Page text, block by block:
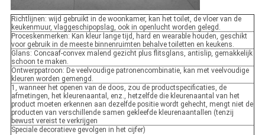
Richtlijnen: wijd gebruikt in de woonkamer, kan het toilet, de vloer van de
keukenmuur, vlaggeschipopslag, ook in openlucht worden gelegd.
Proceskenmerken: Kan kleur lange tijd, hard en wearable houden, geschikt
voor gebruik in de meeste binnenruimten behalve toiletten en keukens.
Glans: Concaaf-convex malend gezicht plus flitsglans, antislip, gemakkelijk
schoon te maken.
Ontwerppatroon: De veelvoudige patronencombinatie, kan met veelvoudige
kleuren worden gemengd.
1, wanneer het openen van de doos, zou de productspecificaties, de
afmetingen, het kleurenaantal, enz., hetzelfde die kleurenaantal van het
product moeten erkennen aan dezelfde positie wordt gehecht, mengt niet de
producten van verschillende samen gekleefde kleurenaantallen (tenzij
bewust vereist te verkrijgen
Speciale decoratieve gevolgen in het cijfer)